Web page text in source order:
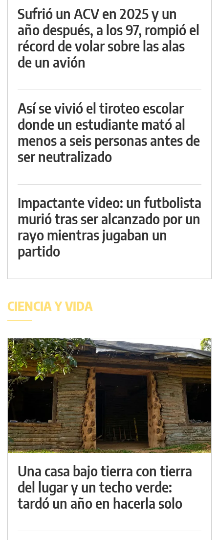
Sufrió un ACV en 2025 y un
año después, a los 97, rompió el
récord de volar sobre las alas
de un avión
Así se vivió el tiroteo escolar
donde un estudiante mató al
menos a seis personas antes de
ser neutralizado
Impactante video: un futbolista
murió tras ser alcanzado por un
rayo mientras jugaban un
partido
CIENCIA Y VIDA
Una casa bajo tierra con tierra
del lugar y un techo verde:
tardó un año en hacerla solo